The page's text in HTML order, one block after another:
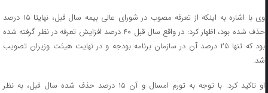
وی با اشاره به اینکه از تعرفه مصوب در شورای عالی بیمه سال قبل، نهایتا ۱۵ درصد
حذف شده بود، اظهار کرد: در واقع سال قبل ۴۰ درصد افزایش تعرفه در نظر گرفته شده
بود که تنها ۲۵ درصد آن در سازمان برنامه بودجه و در نهایت هیئت وزیران تصویب
شد.
او تاکید کرد: با توجه به تورم امسال و آن ۱۵ درصد حذف شده سال قبل، به نظر